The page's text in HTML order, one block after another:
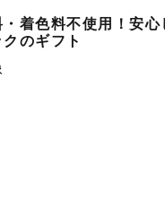
着色料不使用！安心
のギフト